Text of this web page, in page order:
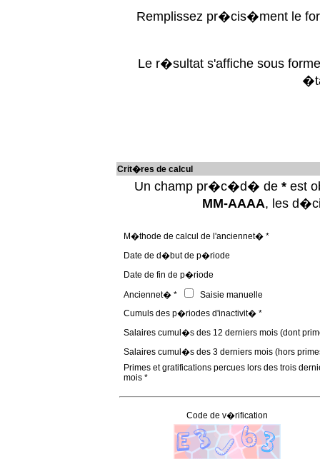
Remplissez pr�cis�ment le
Le r�sultat s'affiche sous
Crit�res de calcul
Un champ pr�c�d� de * est
MM-AAAA, les
M�thode de calcul de l'anciennet� *
Date de d�but de p�riode
Date de fin de p�riode
Anciennet� *
Saisie manuelle
Cumuls des p�riodes d'inactivit� *
Salaires cumul�s des 12 derniers mois (dont
Salaires cumul�s des 3 derniers mois (hors
Primes et gratifications percues lors des trois
mois *
Code de v�rification